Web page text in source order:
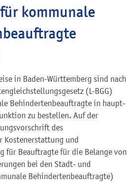
kommunale
in Baden-Württemberg sind nach
(L-BGG)
Behindertenbeauftragte in haupt-
zu bestellen. Auf der
des
Kostenerstattung und
für Beauftragte für die Belange von
bei den Stadt- und
Behindertenbeauftragte)